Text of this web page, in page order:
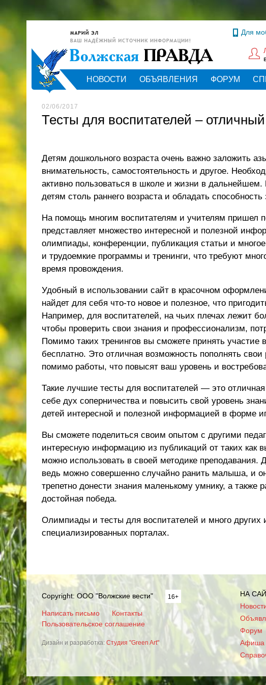
Для
НОВОСТИ ОБЪЯВЛЕНИЯ ФОРУМ
02/06/2017
Тесты для воспитателей –
Детям дошкольного возраста очень важно заложить
внимательность, самостоятельность и другое.
активно пользоваться в школе и жизни в
детям столь раннего возраста и обладать способность
На помощь многим воспитателям и учителям пришел
представляет множество интересной и полезной
олимпиады, конференции, публикация статьи и
и трудоемкие программы и тренинги, что требуют
время провождения.
Удобный в использовании сайт в красочном
найдет для себя что-то новое и полезное, что
Например, для воспитателей, на чьих плечах лежит
чтобы проверить свои знания и профессионализм,
Помимо таких тренингов вы сможете принять участие
бесплатно. Это отличная возможность пополнять
помимо работы, что повысят ваш уровень и
Такие лучшие тесты для воспитателей — это
себе дух соперничества и повысить свой уровень
детей интересной и полезной информацией в форме
Вы сможете поделиться своим опытом с другими
интересную информацию из публикаций от таких как
можно использовать в своей методике
ведь можно совершенно случайно ранить малыша, и
трепетно донести знания маленькому умнику, а также
достойная победа.
Олимпиады и тесты для воспитателей и много
специализированных порталах.
Copyright: ООО "Волжские вести" 16+
Написать письмо
Контакты
Пользовательское соглашение
Дизайн и разработка: Студия "Green Art"
НА
Форум
Афиша